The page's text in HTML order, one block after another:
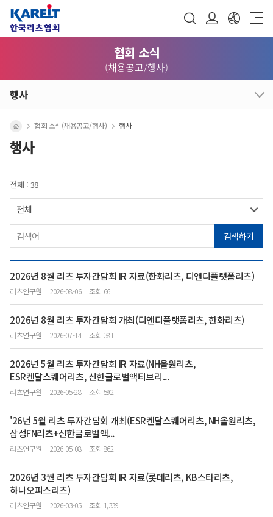
협회 소식
(채용공고/행사)
행사
행사
협회 소식(채용공고/행사) 행사
전체 : 38
검색하기
2026년 8월 리츠 투자간담회 IR 자료(한화리츠, 디앤디플랫폼리츠)
리츠연구원 2026-08-06 조회 66
2026년 8월 리츠 투자간담회 개최(디앤디플랫폼리츠, 한화리츠)
리츠연구원 2026-07-14 조회 381
2026년 5월 리츠 투자간담회 IR 자료(NH올원리츠,
ESR켄달스퀘어리츠, 신한글로벌액티브리...
리츠연구원 2026-05-28 조회 592
'26년 5월 리츠 투자간담회 개최(ESR켄달스퀘어리츠, NH올원리츠,
삼성FN리츠+신한글로벌액...
리츠연구원 2026-05-08 조회 862
2026년 3월 리츠 투자간담회 IR 자료(롯데리츠, KB스타리츠,
하나오피스리츠)
리츠연구원 2026-03-05 조회 1,339